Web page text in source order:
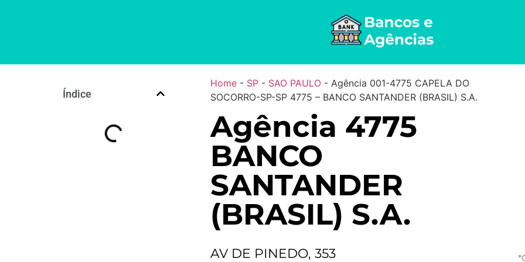
Índice
Home- SP- SAO PAULO- Agência 001-4775 CAPELA DO
SOCORRO-SP-SP 4775 – BANCO SANTANDER (BRASIL) S.A.
Agência 4775
BANCO
SANTANDER
(BRASIL) S.A.
AV DE PINEDO, 353